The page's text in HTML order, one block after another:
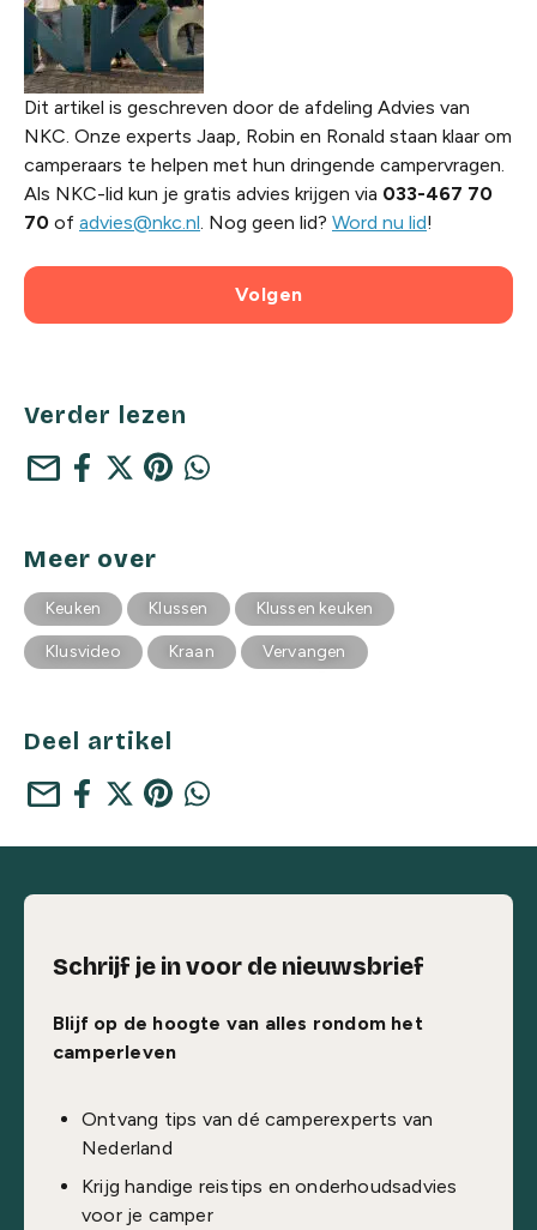
Dit artikel is geschreven door de afdeling Advies van
NKC. Onze experts Jaap, Robin en Ronald staan klaar om
camperaars te helpen met hun dringende campervragen.
Als NKC-lid kun je gratis advies krijgen via 033-467 70
70 of advies@nkc.nl. Nog geen lid? Word nu lid!
Volgen
Verder lezen
mail
Meer over
Keuken Klussen Klussen keuken
Klusvideo Kraan Vervangen
Deel artikel
mail
Schrijf je in voor de nieuwsbrief
Blijf op de hoogte van alles rondom het
camperleven
Ontvang tips van dé camperexperts van
Nederland
Krijg handige reistips en onderhoudsadvies
voor je camper